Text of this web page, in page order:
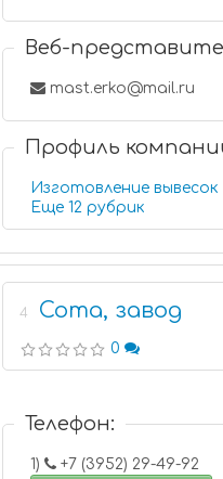
Веб-
mast.erko@mail.ru
Профиль
Изготовление вывесок
Еще 12 рубрик
4 Сота, завод
0
Телефон:
1)
+7 (3952) 29-49-92